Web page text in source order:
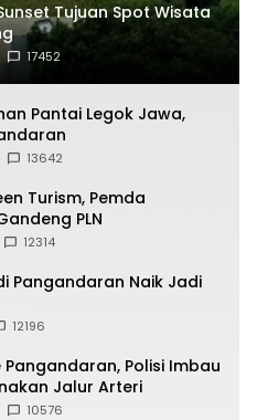
Tujuan Spot Wisata
17452
Pantai Legok Jawa,
13642
Turism, Pemda
PLN
12314
Pangandaran Naik Jadi
12196
Pangandaran, Polisi Imbau
Jalur Arteri
10576